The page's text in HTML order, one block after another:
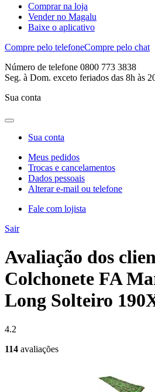
Comprar na loja
Vender no Magalu
Baixe o aplicativo
Compre pelo telefoneCompre pelo chat
Número de telefone 0800 773 3838
Seg. à Dom. exceto feriados das 8h às
Sua conta
Sua conta
Meus pedidos
Trocas e cancelamentos
Dados pessoais
Alterar e-mail ou telefone
Fale com lojista
Sair
Avaliação dos
Colchonete FA
Long Solteiro
4.2
114 avaliações